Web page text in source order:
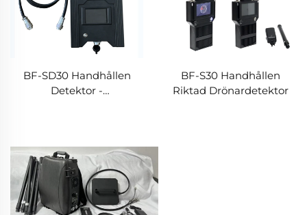
BF-SD30 Handhållen
Detektor -
BF-S30 Handhållen
Riktad Drönardetektor